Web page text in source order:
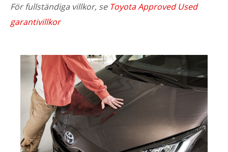
För fullständiga villkor, se Toyota Approved Used
garantivillkor